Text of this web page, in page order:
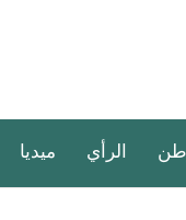
الرأي ميديا